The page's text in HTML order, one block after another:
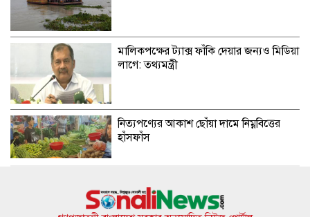
মালিকপক্ষের ট্যাক্স ফাঁকি দেয়ার জন্যও মিডিয়া
লাগে: তথ্যমন্ত্রী
নিত্যপণ্যের আকাশ ছোঁয়া দামে নিম্নবিত্তের
হাঁসফাঁস
হলের সহপাঠীদের ‘গোপন ছবি’ প্রেমিককে
পাঠাতেন ইবি ছাত্রী